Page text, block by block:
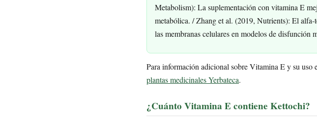
Metabolism): La suplementación con vitamina E
metabólica. / Zhang et al. (2019, Nutrients): El
las membranas celulares en modelos de disfunción
Para información adicional sobre Vitamina E y su uso
plantas medicinales Yerbateca.
¿Cuánto Vitamina E contiene Kettochi?